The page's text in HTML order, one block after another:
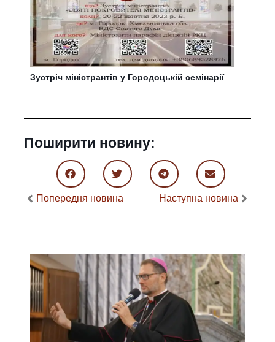
Зустріч міністрантів у Городоцькій семінарії
Поширити новину:
Попередня новина Наступна новина